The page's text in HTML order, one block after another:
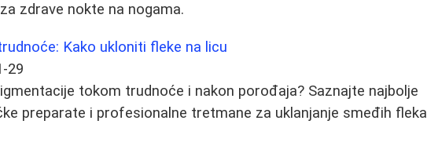
zdrave nokte na nogama.
Kako ukloniti fleke na licu
29
tokom trudnoće i nakon porođaja? Saznajte najbolje
preparate i profesionalne tretmane za uklanjanje smeđih fleka